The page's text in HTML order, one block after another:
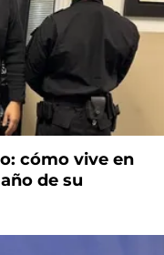
cómo vive en
de su